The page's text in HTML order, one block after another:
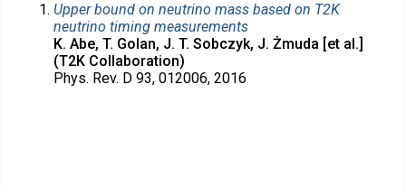
Upper bound on neutrino mass based on T2K
neutrino timing measurements
K. Abe, T. Golan, J. T. Sobczyk, J. Żmuda [et al.]
(T2K Collaboration)
Phys. Rev. D 93, 012006, 2016